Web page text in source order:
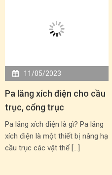
11/05/2023
Pa lăng xích điện cho cầu
trục, cổng trục
Pa lăng xích điện là gì? Pa lăng
xích điện là một thiết bị nâng hạ
cầu trục các vật thể […]